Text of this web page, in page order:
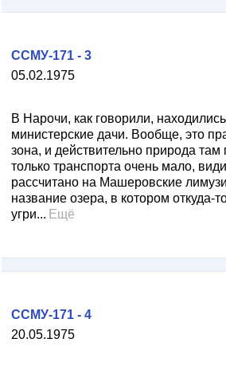
05.02.1975
ССМУ-171 - 3
В Нарочи, как говорили,
министерские дачи. Вообще, это
зона, и действительно природа там
только транспорта очень мало,
рассчитано на Машеровские
название озера, в котором откуда-
угри... Ещё
20.05.1975
ССМУ-171 - 4